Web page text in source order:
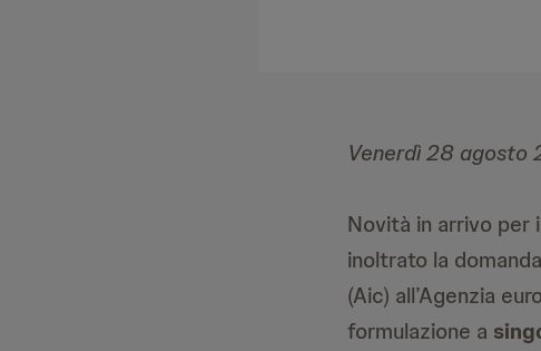
Venerdì 28 agosto
Novità in arrivo per
inoltrato la
(Aic) all’Agenzia
formulazione a